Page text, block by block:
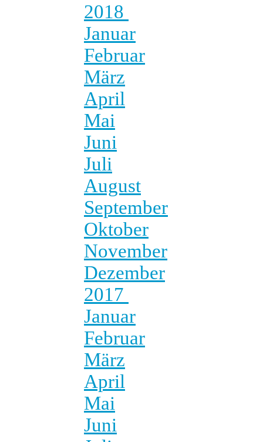
2018
Januar
Februar
März
April
Mai
Juni
Juli
August
September
Oktober
November
Dezember
2017
Januar
Februar
März
April
Mai
Juni